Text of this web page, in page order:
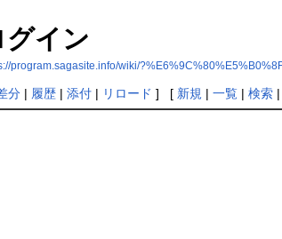
グイン
program.sagasite.info/wiki/
分| 履歴| 添付| リロード ] [ 新規 | 一覧| 検索|